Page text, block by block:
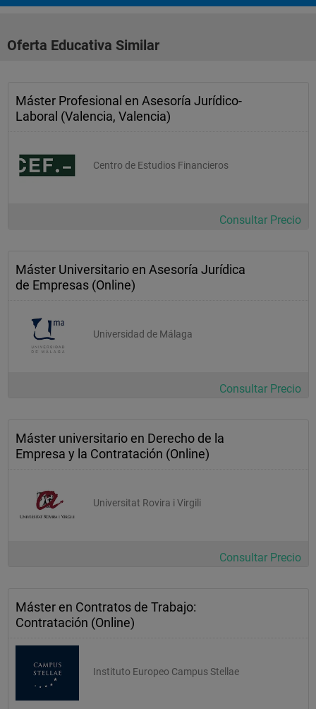
Oferta Educativa Similar
Máster Profesional en Asesoría Jurídico-
Laboral (Valencia, Valencia)
Centro de Estudios Financieros
Consultar Precio
Máster Universitario en Asesoría Jurídica
de Empresas (Online)
Universidad de Málaga
Consultar Precio
Máster universitario en Derecho de la
Empresa y la Contratación (Online)
Universitat Rovira i Virgili
Consultar Precio
Máster en Contratos de Trabajo:
Contratación (Online)
Instituto Europeo Campus Stellae